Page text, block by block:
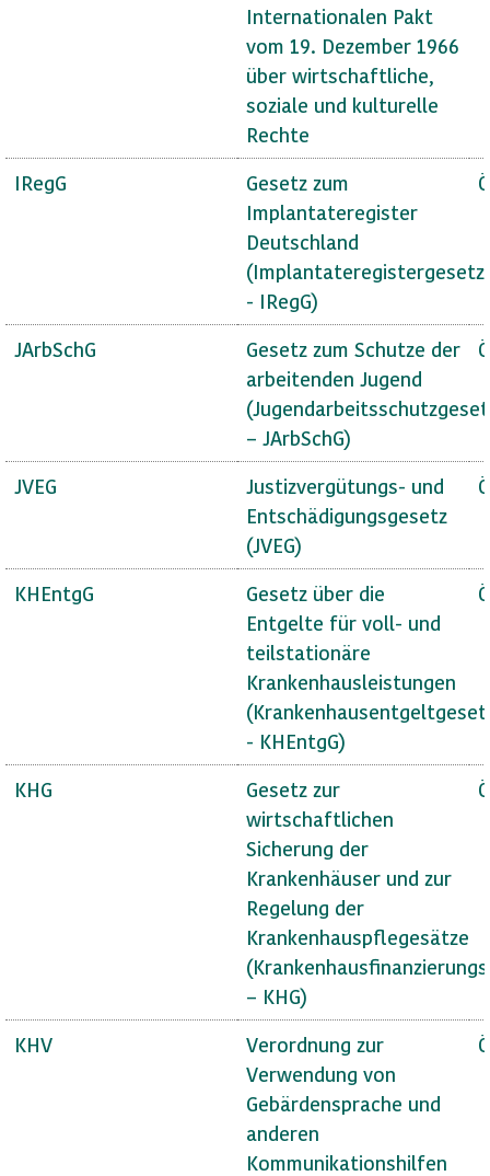
Internationalen Pakt
vom 19. Dezember 1966
über wirtschaftliche,
soziale und kulturelle
Rechte
IRegG
Gesetz zum
Implantateregister
Deutschland
(Implantateregistergesetz
- IRegG)
JArbSchG
Gesetz zum Schutze der
arbeitenden Jugend
– JArbSchG)
JVEG
Justizvergütungs- und
Entschädigungsgesetz
(JVEG)
KHEntgG
Gesetz über die
Entgelte für voll- und
teilstationäre
Krankenhausleistungen
- KHEntgG)
KHG
Gesetz zur
wirtschaftlichen
Sicherung der
Krankenhäuser und zur
Regelung der
Krankenhauspflegesätze
– KHG)
KHV
Verordnung zur
Verwendung von
Gebärdensprache und
anderen
Kommunikationshilfen